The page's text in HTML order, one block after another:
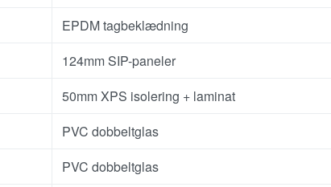
EPDM tagbeklædning
124mm SIP-paneler
50mm XPS isolering + laminat
PVC dobbeltglas
PVC dobbeltglas